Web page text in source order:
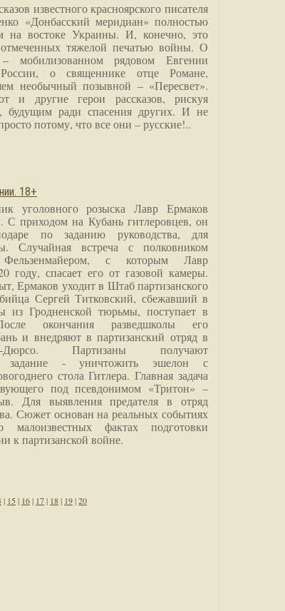
известного красноярского писателя
«Донбасский меридиан» полностью
на востоке Украины. И, конечно, это
тяжелой печатью войны. О
мобилизованном рядовом Евгении
о священнике отце Романе,
необычный позывной – «Пересвет».
и другие герои рассказов, рискуя
будущим ради спасения других. И не
потому, что все они – русские!..
18+
уголовного розыска Лавр Ермаков
С приходом на Кубань гитлеровцев, он
по заданию руководства, для
Случайная встреча с полковником
с которым Лавр
году, спасает его от газовой камеры.
Ермаков уходит в Штаб партизанского
Сергей Титковский, сбежавший в
из Гродненской тюрьмы, поступает в
окончания разведшколы его
и внедряют в партизанский отряд в
Дюрсо. Партизаны получают
задание - уничтожить эшелон с
стола Гитлера. Главная задача
под псевдонимом «Тритон» –
Для выявления предателя в отряд
Сюжет основан на реальных событиях
малоизвестных фактах подготовки
к партизанской войне.
| 15 | 16| 17| 18| 19|20